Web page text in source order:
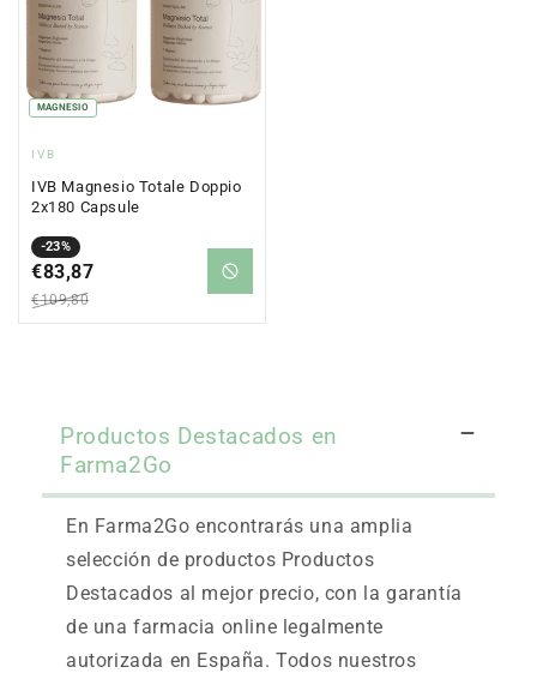
MAGNESIO
Fornitore:
IVB
IVB Magnesio Totale Doppio
2x180 Capsule
-23%
Prezzo
in
saldo
€83,87
Prezzo
normale
€109,80
Productos Destacados en
Farma2Go
En Farma2Go encontrarás una amplia
selección de productos Productos
Destacados al mejor precio, con la garantía
de una farmacia online legalmente
autorizada en España. Todos nuestros